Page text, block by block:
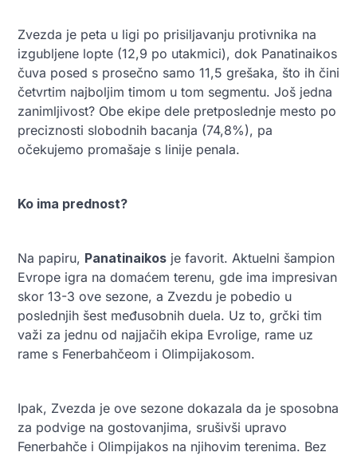
Zvezda je peta u ligi po prisiljavanju protivnika na
izgubljene lopte (12,9 po utakmici), dok Panatinaikos
čuva posed s prosečno samo 11,5 grešaka, što ih čini
četvrtim najboljim timom u tom segmentu. Još jedna
zanimljivost? Obe ekipe dele pretposlednje mesto po
preciznosti slobodnih bacanja (74,8%), pa
očekujemo promašaje s linije penala.
Ko ima prednost?
Na papiru, Panatinaikos je favorit. Aktuelni šampion
Evrope igra na domaćem terenu, gde ima impresivan
skor 13-3 ove sezone, a Zvezdu je pobedio u
poslednjih šest međusobnih duela. Uz to, grčki tim
važi za jednu od najjačih ekipa Evrolige, rame uz
rame s Fenerbahčeom i Olimpijakosom.
Ipak, Zvezda je ove sezone dokazala da je sposobna
za podvige na gostovanjima, srušivši upravo
Fenerbahče i Olimpijakos na njihovim terenima. Bez